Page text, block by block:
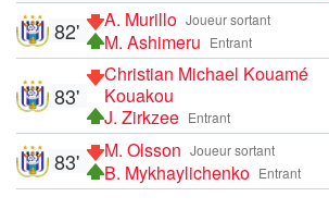
Joueur sortant
A. Murillo
Entrant
M. Ashimeru
82'
Christian Michael Kouamé
Kouakou
Entrant
J. Zirkzee
83'
Joueur sortant
M. Olsson
Entrant
B. Mykhaylichenko
83'